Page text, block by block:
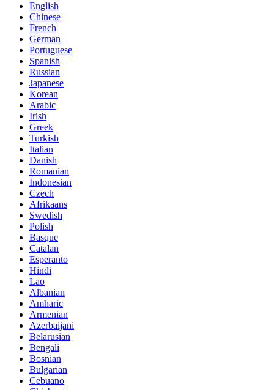
English
Chinese
French
German
Portuguese
Spanish
Russian
Japanese
Korean
Arabic
Irish
Greek
Turkish
Italian
Danish
Romanian
Indonesian
Czech
Afrikaans
Swedish
Polish
Basque
Catalan
Esperanto
Hindi
Lao
Albanian
Amharic
Armenian
Azerbaijani
Belarusian
Bengali
Bosnian
Bulgarian
Cebuano